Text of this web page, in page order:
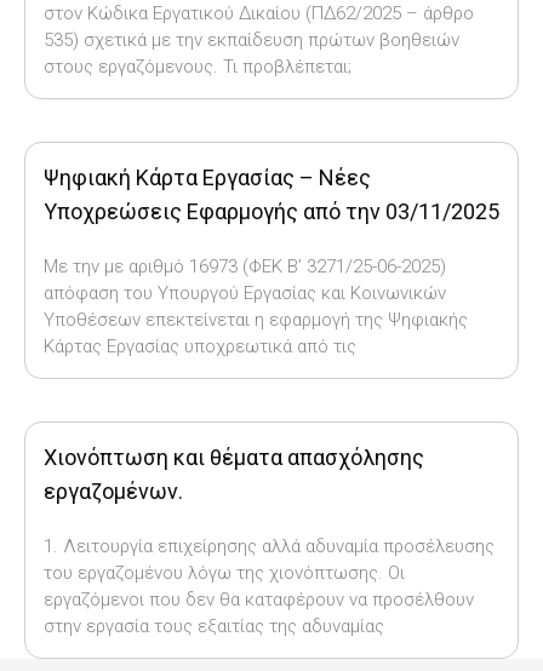
στον Κώδικα Εργατικού Δικαίου (ΠΔ62/2025 – άρθρο
535) σχετικά με την εκπαίδευση πρώτων βοηθειών
στους εργαζόμενους. Τι προβλέπεται;
Ψηφιακή Κάρτα Εργασίας – Νέες
Υποχρεώσεις Εφαρμογής από την 03/11/2025
Με την με αριθμό 16973 (ΦΕΚ Β’ 3271/25-06-2025)
απόφαση του Υπουργού Εργασίας και Κοινωνικών
Υποθέσεων επεκτείνεται η εφαρμογή της Ψηφιακής
Κάρτας Εργασίας υποχρεωτικά από τις
Χιονόπτωση και θέματα απασχόλησης
εργαζομένων.
1. Λειτουργία επιχείρησης αλλά αδυναμία προσέλευσης
του εργαζομένου λόγω της χιονόπτωσης. Οι
εργαζόμενοι που δεν θα καταφέρουν να προσέλθουν
στην εργασία τους εξαιτίας της αδυναμίας